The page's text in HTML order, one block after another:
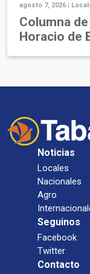
agosto 7, 2026 |
Columna
Horacio de
Noticias
Locales
Nacionales
Agro
Seguinos
Facebook
Twitter
Contacto